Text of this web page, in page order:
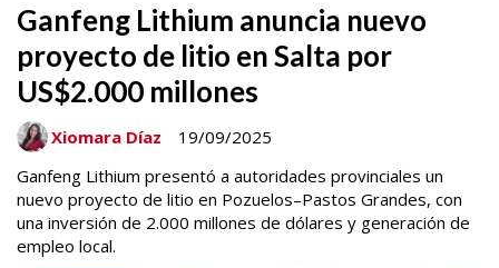
Ganfeng Lithium anuncia nuevo
proyecto de litio en Salta por
US$2.000 millones
Ganfeng Lithium presentó a autoridades provinciales un
nuevo proyecto de litio en Pozuelos–Pastos Grandes, con
una inversión de 2.000 millones de dólares y generación de
empleo local.
19/09/2025
Xiomara Díaz